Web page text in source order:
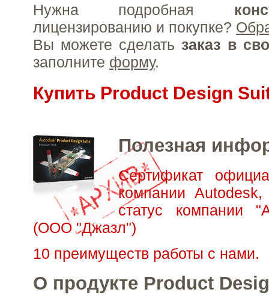
Нужна подробная
лицензированию и покупке?
Вы можете сделать заказ в
заполните форму.
Купить Product Design
Полезная
Сертификат
компании
статус компании
(ООО "Джазл")
10 преимуществ работы с нами.
О продукте Product